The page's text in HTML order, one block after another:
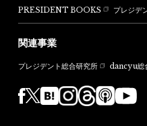
PRESIDENT BOOKS
プレジ
関連事業
プレジデント総合研究所 dancyu総